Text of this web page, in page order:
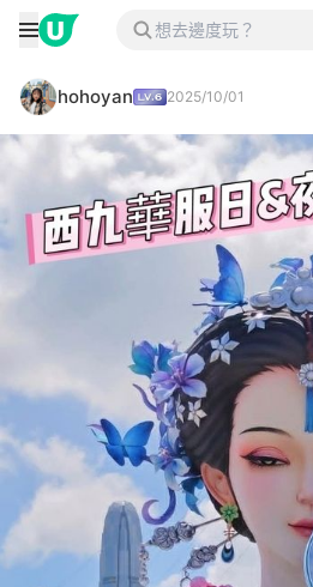
hohoyan 2025/10/01